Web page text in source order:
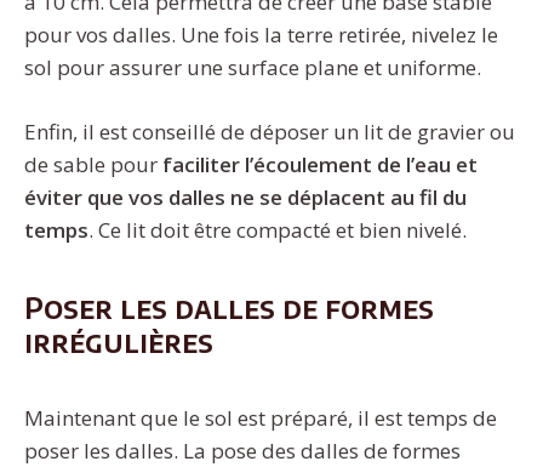
pour vos dalles. Une fois la terre retirée, nivelez le
sol pour assurer une surface plane et uniforme.
Enfin, il est conseillé de déposer un lit de gravier ou
de sable pour faciliter l’écoulement de l’eau et
éviter que vos dalles ne se déplacent au fil du
temps. Ce lit doit être compacté et bien nivelé.
Poser les dalles de formes
irrégulières
Maintenant que le sol est préparé, il est temps de
poser les dalles. La pose des dalles de formes